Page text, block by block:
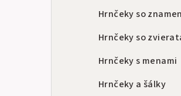
Hrnčeky so
Hrnčeky so
Hrnčeky s menami
Hrnčeky a šálky